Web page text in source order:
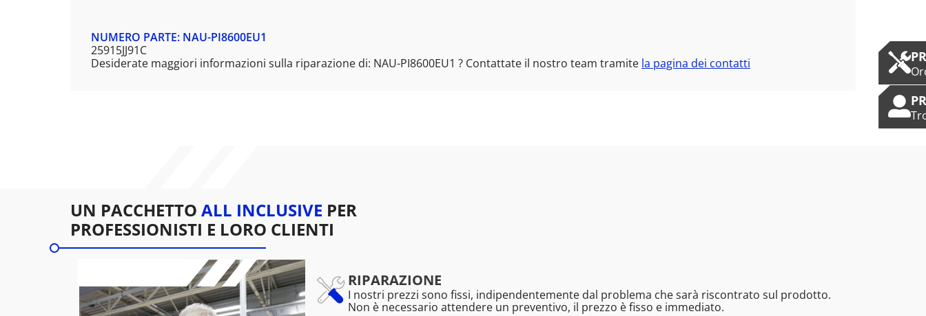
NUMERO PARTE: NAU-PI8600EU1
25915JJ91C
Desiderate maggiori informazioni sulla riparazione di: NAU-PI8600EU1 ? Contattate il nostro team tramite la pagina dei contatti
UN PACCHETTO ALL INCLUSIVE PER
PROFESSIONISTI E LORO CLIENTI
RIPARAZIONE
I nostri prezzi sono fissi, indipendentemente dal problema che sarà riscontrato sul prodotto.
Non è necessario attendere un preventivo, il prezzo è fisso e immediato.